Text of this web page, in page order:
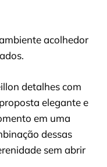
acolhedor
detalhes com
elegante e
em uma
dessas
sem abrir